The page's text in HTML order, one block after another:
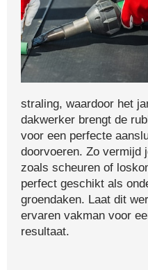
straling, waardoor het
dakwerker brengt de
voor een perfecte
doorvoeren. Zo vermijd
zoals scheuren of
perfect geschikt als
groendaken. Laat dit
ervaren vakman voor
resultaat.